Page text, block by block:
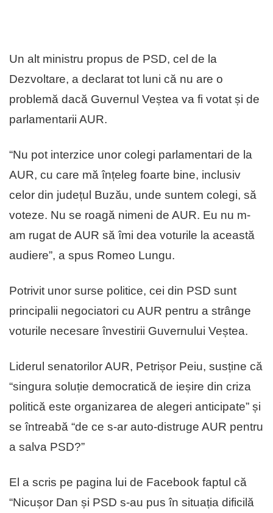
Un alt ministru propus de PSD, cel de la
Dezvoltare, a declarat tot luni că nu are o
problemă dacă Guvernul Veștea va fi votat și de
parlamentarii AUR.
“Nu pot interzice unor colegi parlamentari de la
AUR, cu care mă înțeleg foarte bine, inclusiv
celor din județul Buzău, unde suntem colegi, să
voteze. Nu se roagă nimeni de AUR. Eu nu m-
am rugat de AUR să îmi dea voturile la această
audiere”, a spus Romeo Lungu.
Potrivit unor surse politice, cei din PSD sunt
principalii negociatori cu AUR pentru a strânge
voturile necesare învestirii Guvernului Veștea.
Liderul senatorilor AUR, Petrișor Peiu, susține că
“singura soluție democratică de ieșire din criza
politică este organizarea de alegeri anticipate” și
se întreabă “de ce s-ar auto-distruge AUR pentru
a salva PSD?”
El a scris pe pagina lui de Facebook faptul că
“Nicușor Dan și PSD s-au pus în situația dificilă